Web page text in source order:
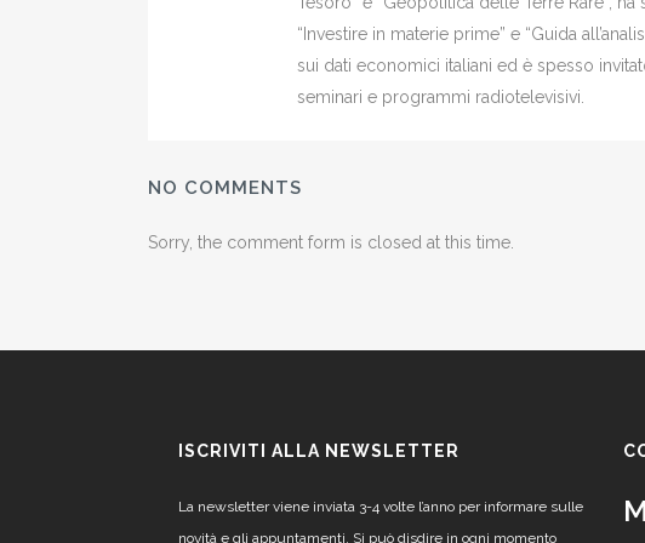
“Investire in materie prime” e “Guida
sui dati economici italiani ed è spesso
seminari e programmi radiotelevisivi.
NO COMMENTS
Sorry, the comment form is closed at this time.
ISCRIVITI ALLA NEWSLETTER
La newsletter viene inviata 3-4 volte l’anno per informare sulle
novità e gli appuntamenti. Si può disdire in ogni momento